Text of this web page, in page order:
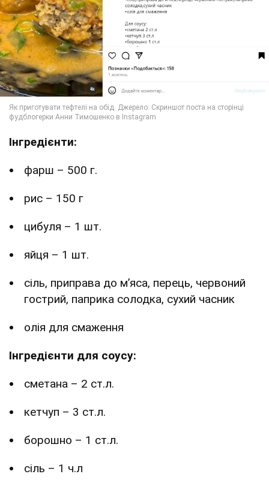
Інгредієнти:
фарш – 500 г.
рис – 150 г
цибуля – 1 шт.
яйця – 1 шт.
сіль, приправа до мʼяса, перець, червоний
гострий, паприка солодка, сухий часник
олія для смаження
Інгредієнти для соусу:
сметана – 2 ст.л.
кетчуп – 3 ст.л.
борошно – 1 ст.л.
сіль – 1 ч.л